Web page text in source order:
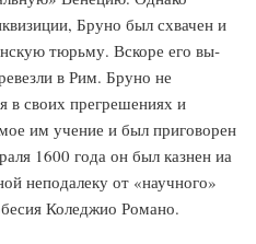
Бруно был схвачен и
тюрьму. Вскоре его вы­
в Рим. Бруно не
в своих прегрешениях и
им учение и был приговорен
1600 года он был казнен иа
неподалеку от «научного»
Коледжио Романо.